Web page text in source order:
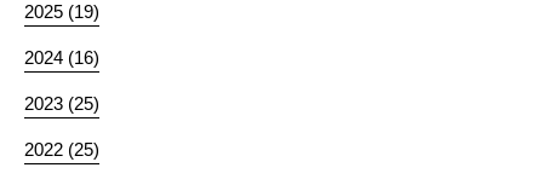
2025 (19)
2024 (16)
2023 (25)
2022 (25)